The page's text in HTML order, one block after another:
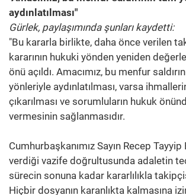
aydınlatılması"
Gürlek, paylaşımında şunları kaydetti:
"Bu kararla birlikte, daha önce verilen
kararının hukuki yönden yeniden
önü açıldı. Amacımız, bu menfur
yönleriyle aydınlatılması, varsa
çıkarılması ve sorumluların hukuk
vermesinin sağlanmasıdır.
Cumhurbaşkanımız Sayın Recep Tayyip
verdiği vazife doğrultusunda adaletin
sürecin sonuna kadar kararlılıkla
Hiçbir dosyanın karanlıkta kalmasına